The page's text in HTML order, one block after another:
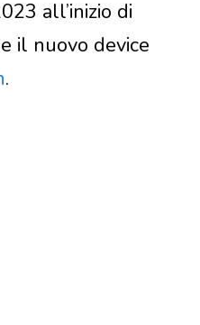
all’inizio di
il nuovo device
.